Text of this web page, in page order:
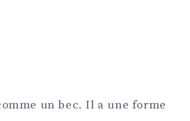
un bec. Il a une forme